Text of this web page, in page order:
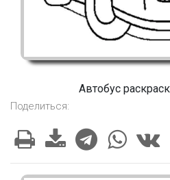
Автобус
Поделиться: